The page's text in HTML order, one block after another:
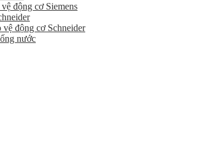
động cơ Siemens
động cơ Schneider
nước